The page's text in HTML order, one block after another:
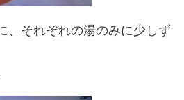
、それぞれの湯のみに少しず